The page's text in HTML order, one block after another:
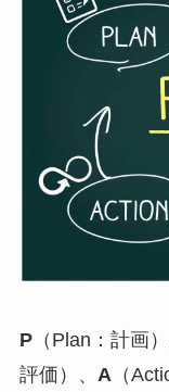
P（Plan：計画）
評価）、 A（